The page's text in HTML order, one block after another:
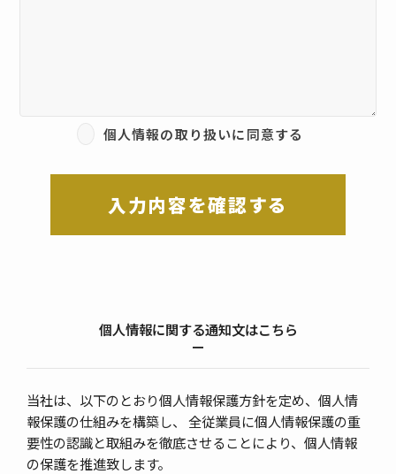
個人情報の取り扱いに同意する
入力内容を確認する
個人情報に関する通知文はこちら
当社は、以下のとおり個人情報保護方針を定め、個人情
報保護の仕組みを構築し、 全従業員に個人情報保護の重
要性の認識と取組みを徹底させることにより、個人情報
の保護を推進致します。